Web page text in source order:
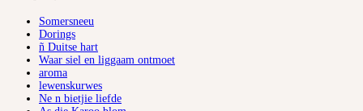
Somersneeu
Dorings
ñ Duitse hart
Waar siel en liggaam ontmoet
aroma
lewenskurwes
Ne n bietjie liefde